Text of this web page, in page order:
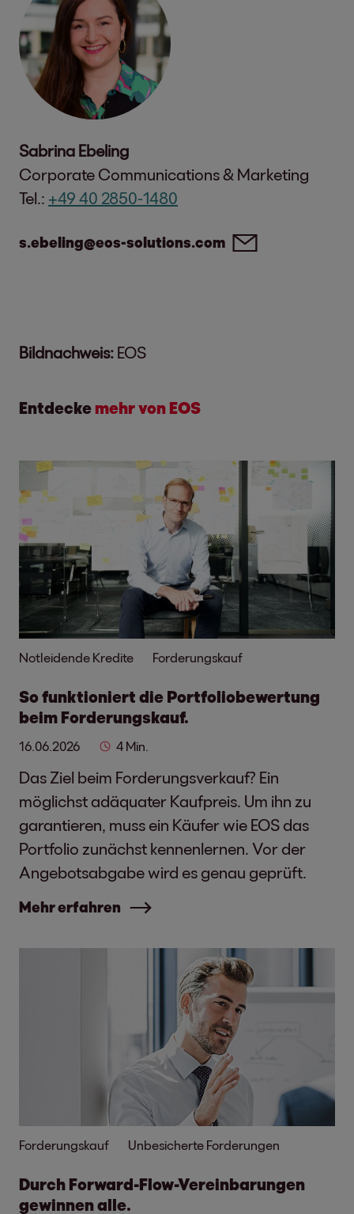
Sabrina Ebeling
Corporate Communications & Marketing
Tel.: +49 40 2850-1480
s.ebeling@eos-solutions.com
Bildnachweis: EOS
Entdecke mehr von EOS
Notleidende Kredite Forderungskauf
So funktioniert die Portfoliobewertung
beim Forderungskauf.
16.06.2026 4 Min.
Das Ziel beim Forderungsverkauf? Ein
möglichst adäquater Kaufpreis. Um ihn zu
garantieren, muss ein Käufer wie EOS das
Portfolio zunächst kennenlernen. Vor der
Angebotsabgabe wird es genau geprüft.
Mehr erfahren
Forderungskauf Unbesicherte Forderungen
Durch Forward-Flow-Vereinbarungen
gewinnen alle.